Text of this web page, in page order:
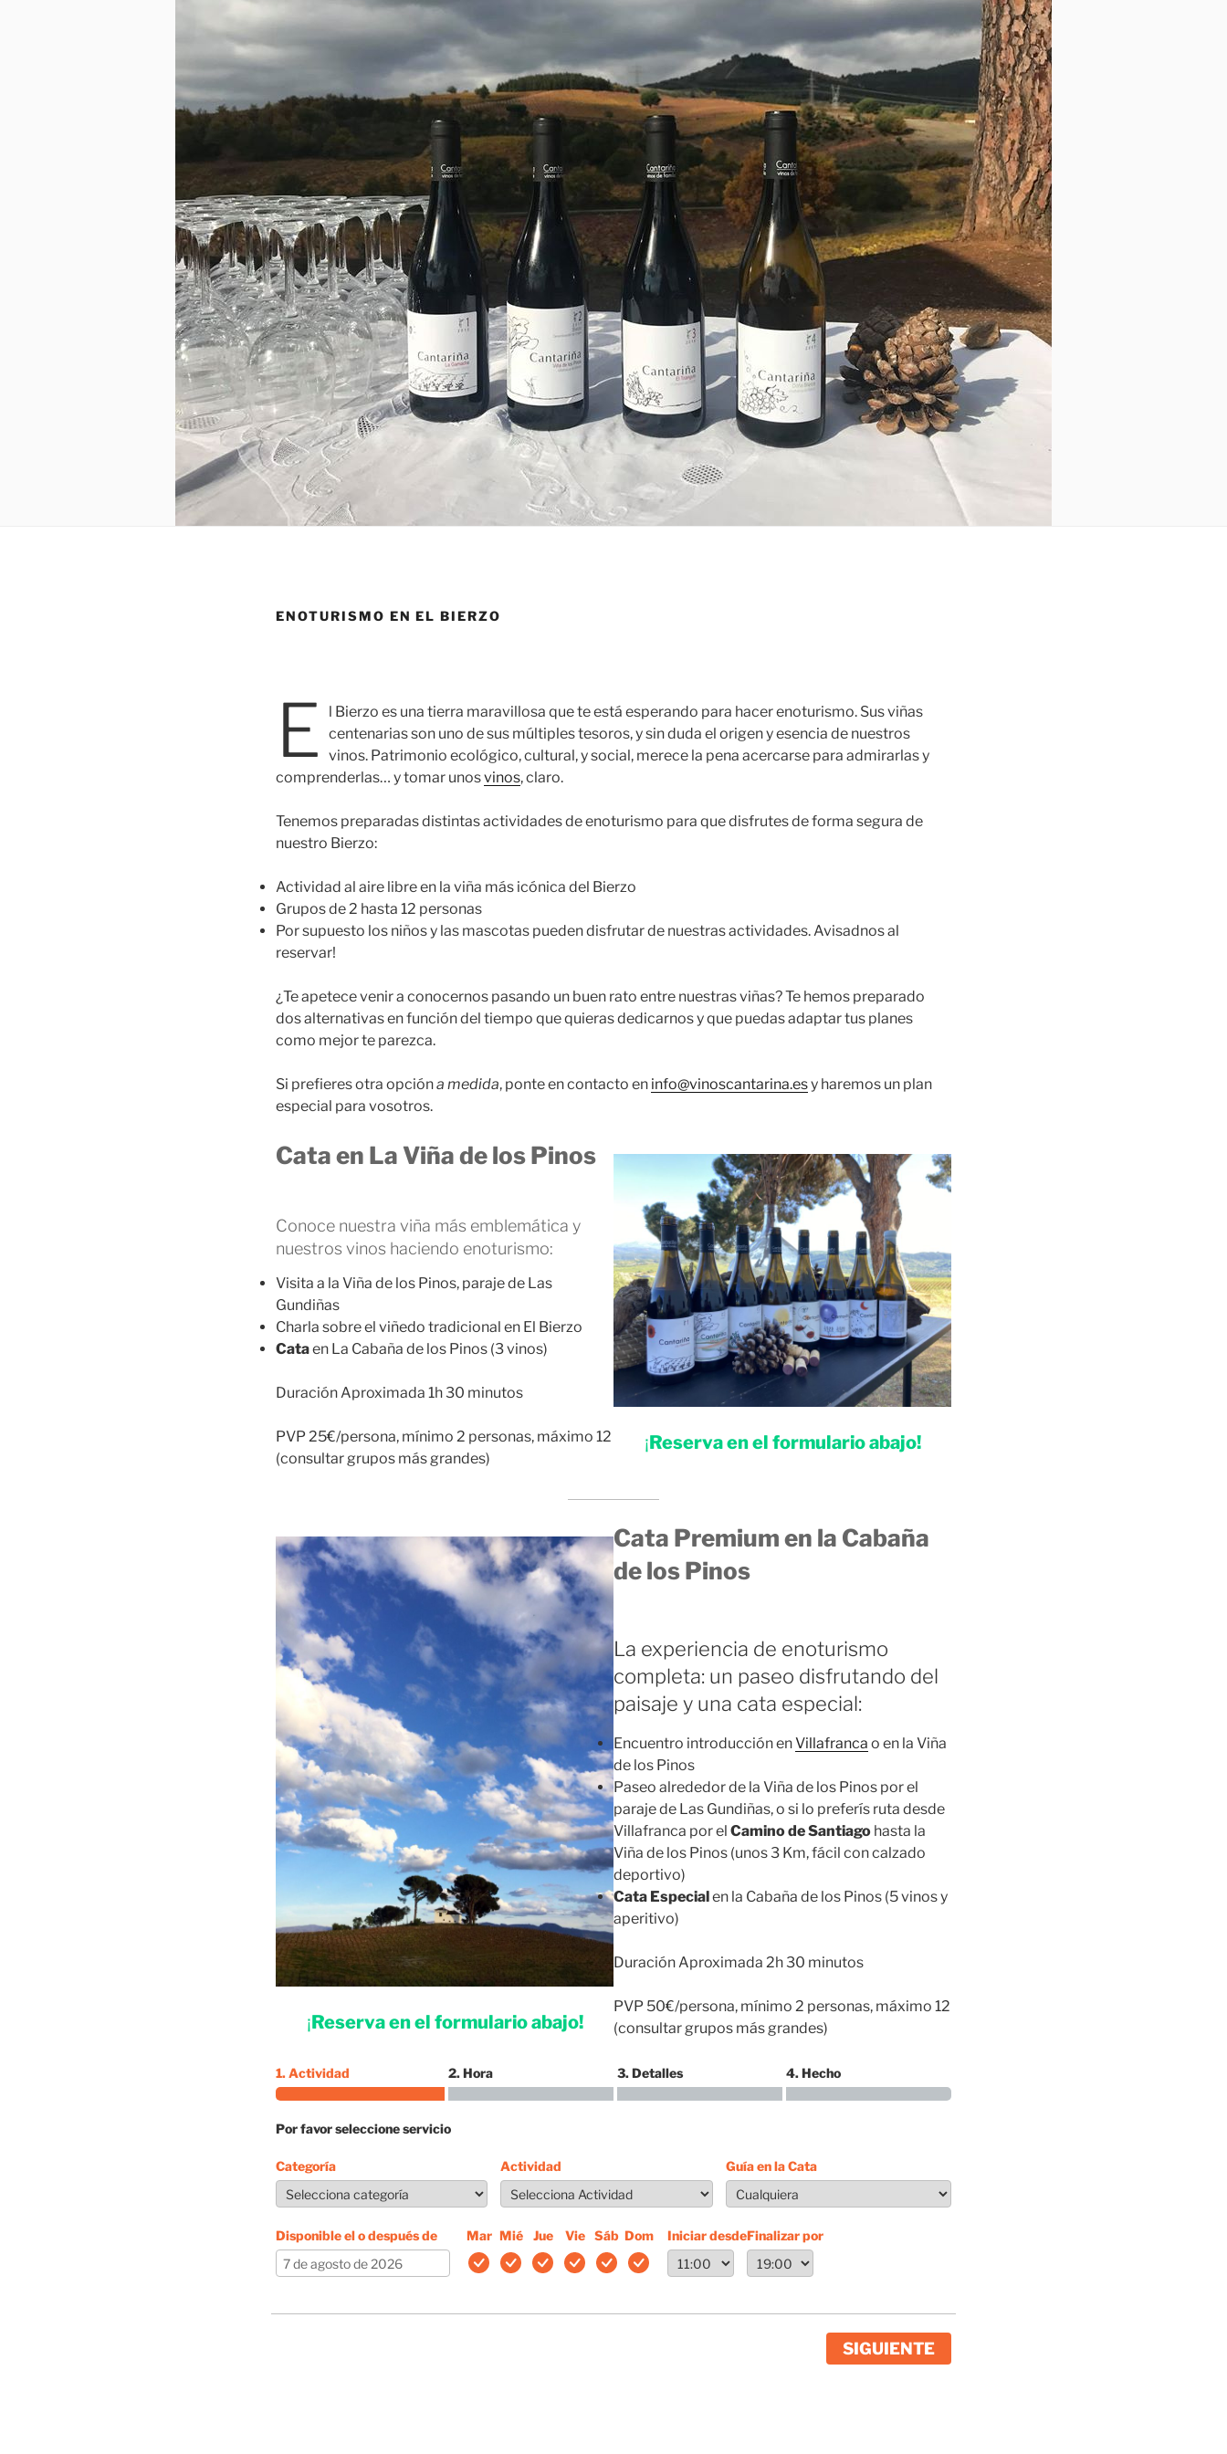
ENOTURISMO EN EL BIERZO
E
l Bierzo es una tierra maravillosa que te está esperando para hacer enoturismo. Sus viñas
centenarias son uno de sus múltiples tesoros, y sin duda el origen y esencia de nuestros
vinos. Patrimonio ecológico, cultural, y social, merece la pena acercarse para admirarlas y
comprenderlas… y tomar unosvinos, claro.
Tenemos preparadas distintas actividades de enoturismo para que disfrutes de forma segura de
nuestro Bierzo:
Actividad al aire libre en la viña más icónica del Bierzo
Grupos de 2 hasta 12 personas
Por supuesto los niños y las mascotas pueden disfrutar de nuestras actividades. Avisadnos al
reservar!
¿Te apetece venir a conocernos pasando un buen rato entre nuestras viñas? Te hemos preparado
dos alternativas en función del tiempo que quieras dedicarnos y que puedas adaptar tus planes
como mejor te parezca.
Si prefieres otra opcióna medida, ponte en contacto en info@vinoscantarina.esy haremos un plan
especial para vosotros.
Cata en La Viña de los Pinos
Conoce nuestra viña más emblemática y
nuestros vinos haciendo enoturismo:
Visita a la Viña de los Pinos, paraje de Las
Gundiñas
Charla sobre el viñedo tradicional en El Bierzo
Cataen La Cabaña de los Pinos (3 vinos)
Duración Aproximada 1h 30 minutos
PVP 25€/persona, mínimo 2 personas, máximo 12
(consultar grupos más grandes)
¡Reserva en el formulario abajo!
¡Reserva en el formulario abajo!
Cata Premium en la Cabaña
de los Pinos
La experiencia de enoturismo
completa: un paseo disfrutando del
paisaje y una cata especial:
Encuentro introducción enVillafranca o en la Viña
de los Pinos
Paseo alrededor de la Viña de los Pinos por el
paraje de Las Gundiñas, o si lo preferís ruta desde
Villafranca por el Camino de Santiago hasta la
Viña de los Pinos (unos 3 Km, fácil con calzado
deportivo)
Cata Especialen la Cabaña de los Pinos (5 vinos y
aperitivo)
Duración Aproximada 2h 30 minutos
PVP 50€/persona, mínimo 2 personas, máximo 12
(consultar grupos más grandes)
1. Actividad 2. Hora 3. Detalles 4. Hecho
Por favor seleccione servicio
Categoría Actividad Guía en la Cata
Disponible el o después de Mar Mié Jue Vie Sáb Dom Iniciar desdeFinalizar por
SIGUIENTE